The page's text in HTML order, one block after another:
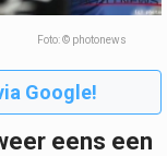
Foto: © photonews
Google!
eens een